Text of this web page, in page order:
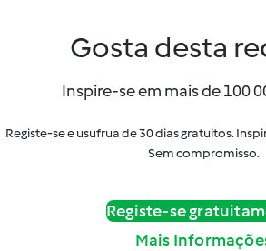
Gosta desta
Inspire-se em mais de 100
Registe-se e usufrua de 30 dias gratuitos.
Sem compromisso.
Registe-se
Mais